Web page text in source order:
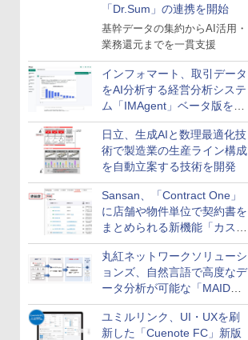
「Dr.Sum」の連携を開始
基幹データの集約からAI活用・
業務還元までを一貫支援
インフォマート、取引データ
をAI分析する経営分析システ
ム「IMAgent」ベータ版を提
供
日立、生成AIと数理最適化技
術で製造業の生産ライン構成
を自動立案する技術を開発
Sansan、「Contract One」
に店舗や物件単位で契約書を
まとめられる新機能「カスタ
ム契約ツリー」を追加
丸紅ネットワークソリューシ
ョンズ、自然言語で高度なデ
ータ分析が可能な「MAIDOA
AI ASSIST」を9月より提供
ユミルリンク、UI・UXを刷
新した「Cuenote FC」新版